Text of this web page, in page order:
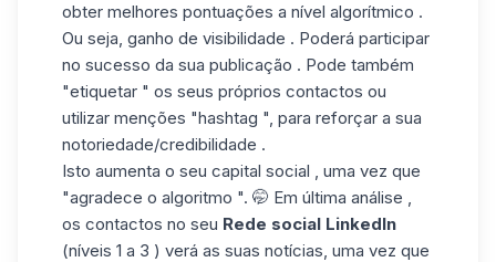
obter melhores pontuações a nível algorítmico .
Ou seja, ganho de visibilidade . Poderá participar
no sucesso da sua publicação . Pode também
"etiquetar " os seus próprios contactos ou
utilizar menções "hashtag ", para reforçar a sua
notoriedade/credibilidade .
Isto aumenta o seu capital social , uma vez que
"agradece o algoritmo ". 🤭 Em última análise ,
os contactos no seu Rede social LinkedIn
(níveis 1 a 3 ) verá as suas notícias, uma vez que